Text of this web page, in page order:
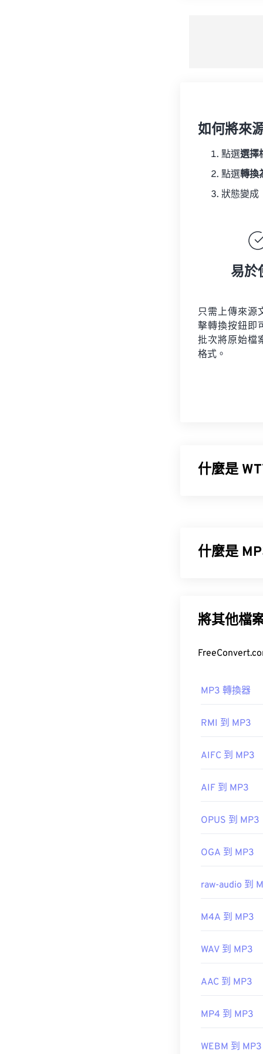
如何將來
點選選擇
點選轉換
狀態變成
易於
只需上傳來源
擊轉換按鈕即
批次將原始檔
格式。
什麼是
料和數位版權
如何開啟
權保護，則只
Cyberdlink。
開發人員： 微
實用連結：
https://
center-sdk/
什麼是
其體積小、音
如何開啟
由於 MP3 檔
MP3 副檔名。
開發方： ISO
實用連結：
https://
將其他檔
MP3 轉換器
RMI 到 MP3
AIFC 到 MP3
AIF 到 MP3
OPUS 到 MP3
OGA 到 MP3
raw-audio 到
M4A 到 MP3
WAV 到 MP3
AAC 到 MP3
MP4 到 MP3
WEBM 到 MP3